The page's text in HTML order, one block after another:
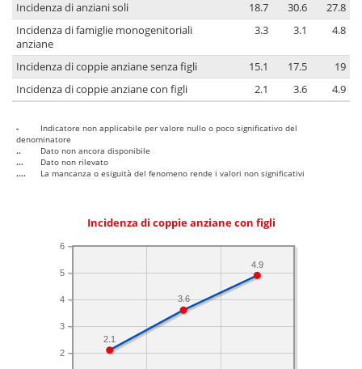
Incidenza di anziani soli 18.7 30.6
27.8
Incidenza di famiglie monogenitoriali
anziane
3.3 3.1 4.8
Incidenza di coppie anziane senza figli 15.1 17.5
19
Incidenza di coppie anziane con figli
2.1 3.6 4.9
-
Indicatore non applicabile per valore nullo o poco significativo del
denominatore
..
Dato non ancora disponibile
...
Dato non rilevato
....
La mancanza o esiguità del fenomeno rende i valori non significativi
Incidenza di coppie anziane con figli
2
3
4
5
6
4.9
3.6
2.1